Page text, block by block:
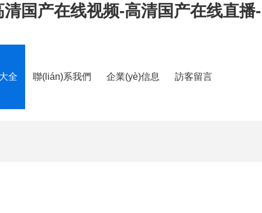
国产在线视频-高清国产在线直播-
全 聯(lián)系我們 企業(yè)信息 訪客留言